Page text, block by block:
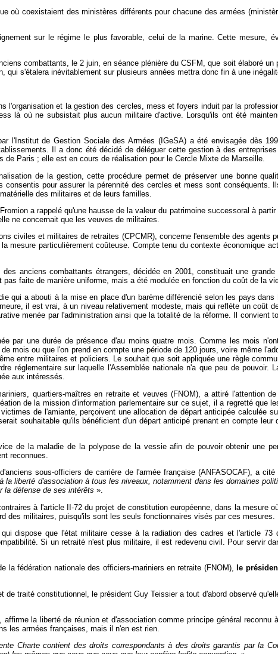
où coexistaient des ministères différents pour chacune des armées
sur le régime le plus favorable, celui de la marine. Cette mesure,
combattants, le 2 juin, en séance plénière du CSFM, que soit élaboré
s'étalera inévitablement sur plusieurs années mettra donc fin à une
l'organisation et la gestion des cercles, mess et foyers induit par la
là où ne subsistait plus aucun militaire d'active. Lorsqu'ils ont été
l'Institut de Gestion Sociale des Armées (IGeSA) a été envisagée dès
Il a donc été décidé de déléguer cette gestion à des
Paris ; elle est en cours de réalisation pour le Cercle Mixte de Marseille.
de la gestion, cette procédure permet de préserver une bonne
pour assurer la pérennité des cercles et mess sont conséquents.
des militaires et de leurs familles.
a rappelé qu'une hausse de la valeur du patrimoine successoral à
ne concernait que les veuves de militaires.
civiles et militaires de retraites (CPCMR), concerne l'ensemble des
mesure particulièrement coûteuse. Compte tenu du contexte économique
anciens combattants étrangers, décidée en 2001, constituait une
faite de manière uniforme, mais a été modulée en fonction du coût de la
qui a abouti à la mise en place d'un barème différencié selon les pays
il est vrai, à un niveau relativement modeste, mais qui reflète un coût
menée par l'administration ainsi que la totalité de la réforme. Il convient
par une durée de présence d'au moins quatre mois. Comme les mois
mois ou que l'on prend en compte une période de 120 jours, voire même
entre militaires et policiers. Le souhait que soit appliquée une règle
réglementaire sur laquelle l'Assemblée nationale n'a que peu de pouvoir.
aux intéressés.
quartiers-maîtres en retraite et veuves (FNOM), a attiré l'attention
de la mission d'information parlementaire sur ce sujet, il a regretté que
de l'amiante, perçoivent une allocation de départ anticipée calculée
souhaitable qu'ils bénéficient d'un départ anticipé prenant en compte leur
de la maladie de la polypose de la vessie afin de pouvoir obtenir une
reconnues.
sous-officiers de carrière de l'armée française (ANFASOCAF), a
la liberté d'association à tous les niveaux, notamment dans les domaines
la défense de ses intérêts ».
à l'article II-72 du projet de constitution européenne, dans la mesure
des militaires, puisqu'ils sont les seuls fonctionnaires visés par ces mesures.
dispose que l'état militaire cesse à la radiation des cadres et l'article
Si un retraité n'est plus militaire, il est redevenu civil. Pour servir
la fédération nationale des officiers-mariniers en retraite (FNOM),
le
traité constitutionnel, le président Guy Teissier a tout d'abord observé
la liberté de réunion et d'association comme principe général
les armées françaises, mais il n'en est rien.
Charte contient des droits correspondants à des droits garantis par la